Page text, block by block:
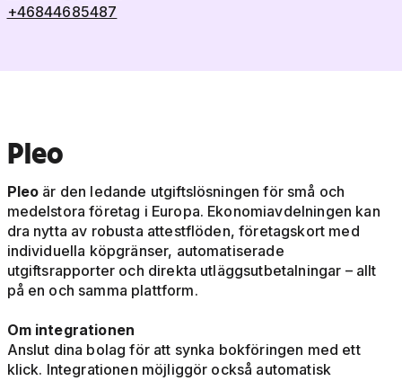
+46844685487
Pleo
Pleo är den ledande utgiftslösningen för små och
medelstora företag i Europa. Ekonomiavdelningen kan
dra nytta av robusta attestflöden, företagskort med
individuella köpgränser, automatiserade
utgiftsrapporter och direkta utläggsutbetalningar – allt
på en och samma plattform.
Om integrationen
Anslut dina bolag för att synka bokföringen med ett
klick. Integrationen möjliggör också automatisk